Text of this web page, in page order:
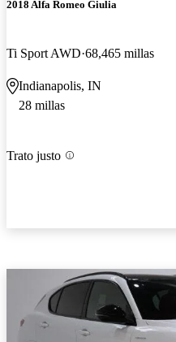
2018 Alfa Romeo Giulia
Ti Sport AWD 68,465 millas
Indianapolis, IN
28 millas
Trato justo